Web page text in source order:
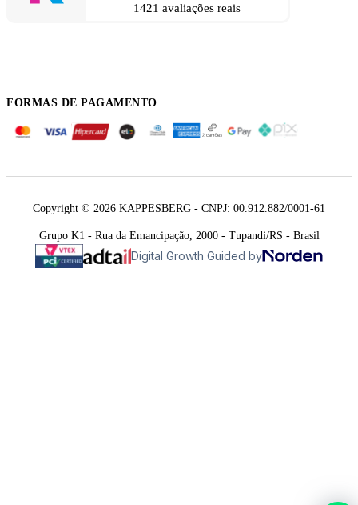
1421 avaliações reais
FORMAS DE PAGAMENTO
Copyright © 2026 KAPPESBERG - CNPJ: 00.912.882/0001-61
Grupo K1 - Rua da Emancipação, 2000 - Tupandi/RS - Brasil
Digital Growth Guided by